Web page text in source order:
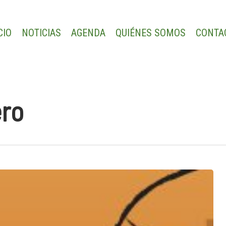
NOTICIAS AGENDA QUIÉNES SOMOS